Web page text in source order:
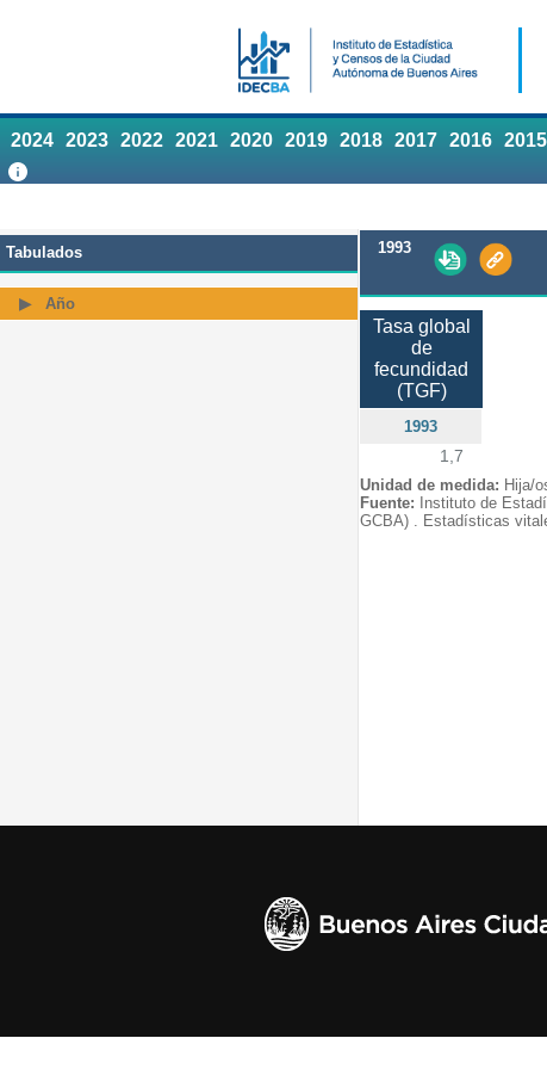
2024 2023 2022 2021 2020 2019 2018 2017 2016 2015
Tabulados
Año
1993
Tasa global
de
fecundidad
(TGF)
1993
1,7
Unidad de medida: Hija/
Fuente: Instituto de
GCBA) . Estadísticas